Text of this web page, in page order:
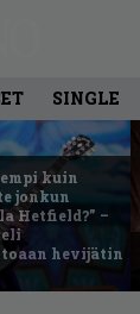
SINGLE
kuin
jonkun
Hetfield?” –
hevijätin